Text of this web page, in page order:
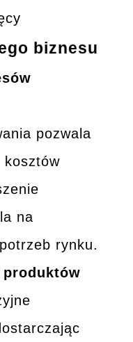
biznesu
pozwala
kosztów
na
rynku.